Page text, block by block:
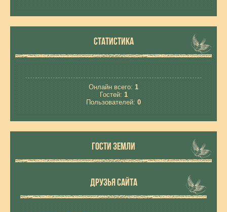
СТАТИСТИКА
Онлайн всего: 1
Гостей: 1
Пользователей: 0
ГОСТИ ЗЕМЛИ
ДРУЗЬЯ САЙТА